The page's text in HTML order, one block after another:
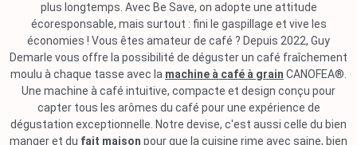
plus longtemps. Avec Be Save, on adopte une attitude
écoresponsable, mais surtout : fini le gaspillage et vive les
économies ! Vous êtes amateur de café ? Depuis 2022, Guy
Demarle vous offre la possibilité de déguster un café fraîchement
moulu à chaque tasse avec la machine à café à grain CANOFEA®.
Une machine à café intuitive, compacte et design conçu pour
capter tous les arômes du café pour une expérience de
dégustation exceptionnelle. Notre devise, c'est aussi celle du bien
manger et du fait maison pour que la cuisine rime avec saine, bien